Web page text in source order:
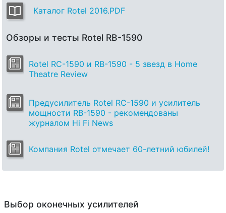
Каталог Rotel 2016.PDF
Обзоры и тесты Rotel RB-1590
Rotel RC-1590 и RB-1590 - 5 звезд в Home
Theatre Review
Предусилитель Rotel RC-1590 и усилитель
мощности RB-1590 - рекомендованы
журналом Hi Fi News
Компания Rotel отмечает 60-летний юбилей!
Выбор оконечных усилителей